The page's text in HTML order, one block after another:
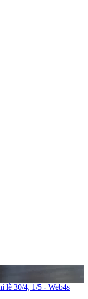
lễ 30/4, 1/5 - Web4s